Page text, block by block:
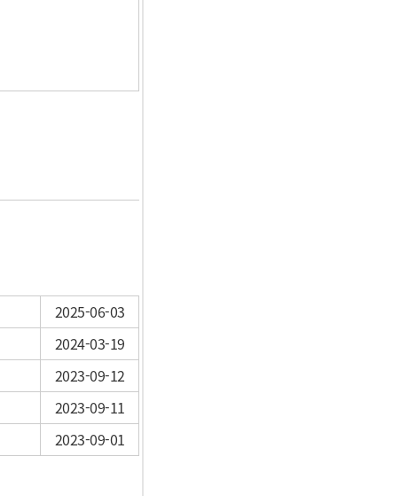
2025-06-03
2024-03-19
2023-09-12
2023-09-11
2023-09-01